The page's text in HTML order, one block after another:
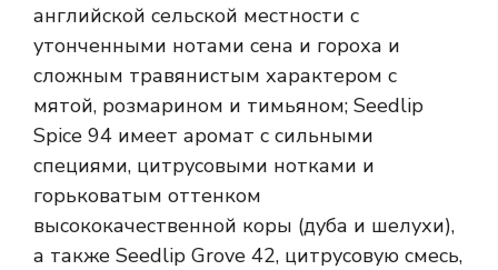
английской сельской местности с
утонченными нотами сена и гороха и
сложным травянистым характером с
мятой, розмарином и тимьяном; Seedlip
Spice 94 имеет аромат с сильными
специями, цитрусовыми нотками и
горьковатым оттенком
высококачественной коры (дуба и шелухи),
а также Seedlip Grove 42, цитрусовую смесь,